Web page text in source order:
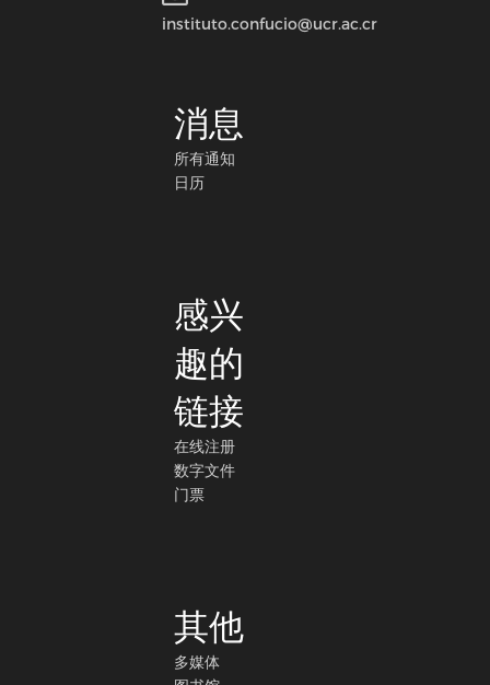
instituto.confucio@ucr.ac.cr
消息
所有通知
日历
感兴
趣的
链接
在线注册
数字文件
门票
其他
多媒体